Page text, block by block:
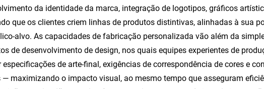
da identidade da marca, integração de logotipos, gráficos
que os clientes criem linhas de produtos distintivas, alinhadas à sua
alvo. As capacidades de fabricação personalizada vão além da
de desenvolvimento de design, nos quais equipes experientes de
de arte-final, exigências de correspondência de cores e
— maximizando o impacto visual, ao mesmo tempo que asseguram